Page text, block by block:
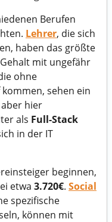
Berufen
Lehrer, die sich
haben das größte
mit ungefähr
ohne
sehen ein
hier
als Full-Stack
in der IT
beginnen,
etwa 3.720€. Social
spezifische
können mit